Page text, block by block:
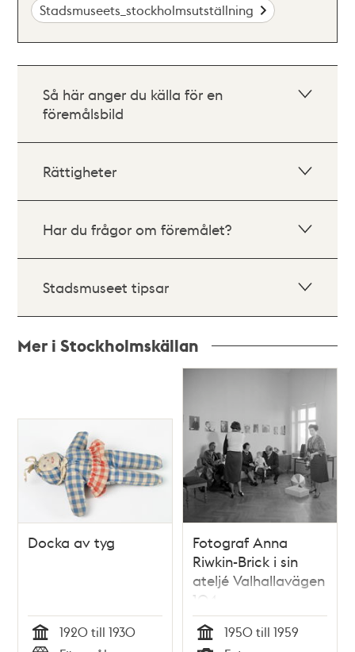
Stadsmuseets_stockholmsutställning
Så här anger du källa för en
föremålsbild
Rättigheter
Har du frågor om föremålet?
Stadsmuseet tipsar
Mer i Stockholmskällan
Docka av tyg
1920 till 1930
Fotograf Anna
Riwkin-Brick i sin
ateljé Valhallavägen
104
1950 till 1959